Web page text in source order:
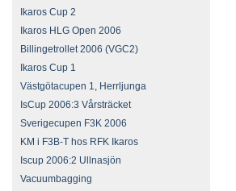
Ikaros Cup 2
Ikaros HLG Open 2006
Billingetrollet 2006 (VGC2)
Ikaros Cup 1
Västgötacupen 1, Herrljunga
IsCup 2006:3 Vårsträcket
Sverigecupen F3K 2006
KM i F3B-T hos RFK Ikaros
Iscup 2006:2 Ullnasjön
Vacuumbagging